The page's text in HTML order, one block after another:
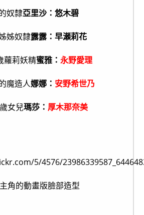
奴隸亞里沙：悠木碧
姊奴隸露露：早瀬莉花
蘿莉妖精蜜雅： 永野愛理
魔造人娜娜： 安野希世乃
女兒瑪莎： 厚木那奈美
角的動畫版臉部造型